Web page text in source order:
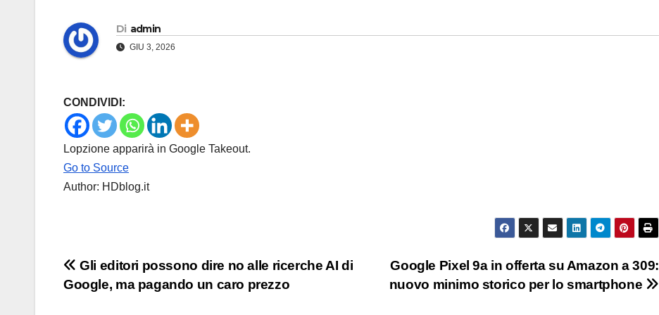
Di admin
GIU 3, 2026
CONDIVIDI:
Lopzione apparirà in Google Takeout.
Go to Source
Author: HDblog.it
Navigazione
articoli
Google Pixel 9a in offerta su Amazon a 309:
nuovo minimo storico per lo smartphone
Gli editori possono dire no alle ricerche AI di
Google, ma pagando un caro prezzo